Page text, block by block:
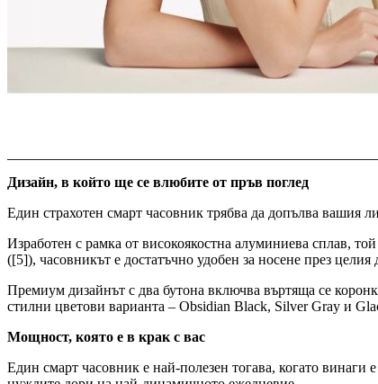
Дизайн, в който ще се влюбите от пръв поглед
Един страхотен смарт часовник трябва да допълва вашия
Изработен с рамка от високоякостна алуминиева сплав,
([5]), часовникът е достатъчно удобен за носене през
Премиум дизайнът с два бутона включва въртяща се
стилни цветови варианта – Obsidian Black, Silver Gray и
Мощност, която е в крак с вас
Един смарт часовник е най-полезен тогава, когато винаги